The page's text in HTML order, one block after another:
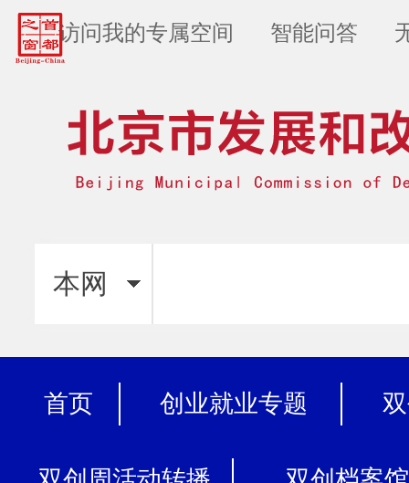
访问我的专属空间 智能问答
本网
首页 创业就业专题